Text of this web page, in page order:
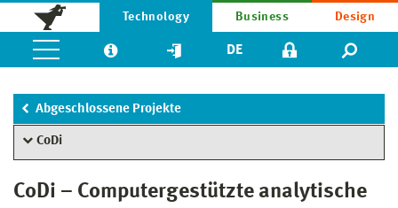
Technology Business Design
DE
Abgeschlossene Projekte
CoDi
CoDi – Computergestützte analytische